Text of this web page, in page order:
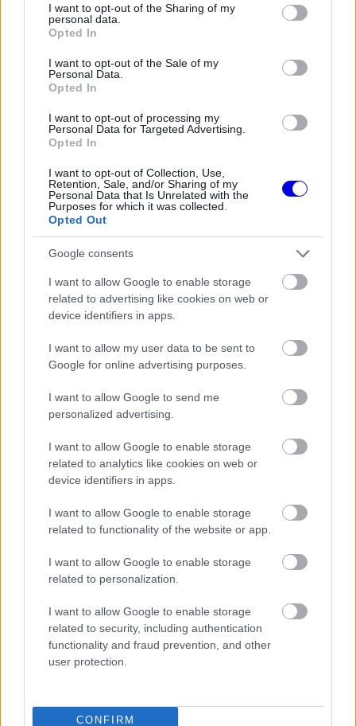
not limited to your visit or usage behaviour. You may click to
grant or deny consent to Google and its third-party tags to
use your data for below specified purposes in below Google
consent section.
I want to opt-out of the Sharing of my
personal data.
Opted In
I want to opt-out of the Sale of my
Personal Data.
Opted In
I want to opt-out of processing my
Personal Data for Targeted Advertising.
Opted In
I want to opt-out of Collection, Use,
Retention, Sale, and/or Sharing of my
Personal Data that Is Unrelated with the
Purposes for which it was collected.
Opted Out
Google consents
I want to allow Google to enable storage
related to advertising like cookies on web or
device identifiers in apps.
I want to allow my user data to be sent to
Google for online advertising purposes.
I want to allow Google to send me
personalized advertising.
I want to allow Google to enable storage
related to analytics like cookies on web or
device identifiers in apps.
I want to allow Google to enable storage
related to functionality of the website or app.
I want to allow Google to enable storage
related to personalization.
I want to allow Google to enable storage
related to security, including authentication
functionality and fraud prevention, and other
user protection.
CONFIRM
window.
dolog akadályozott meg minket abban, hogy a
Sainz balesete miatt, Leclerc kiállása pedig
messze volt a tökéletestől.”
EZEKET IS AJÁNLJUK
FORMA-1
A B-konstrukció csak a kezdet
indít az Aston Martin
FORMA-1
Különleges hangulat vár
mindenki neki szurkol
Antonelli elárulta a legfontosabb
leckét, amit Hamiltontól és
„Enélkül a probléma nélkül talán megelőzhettük
volna Perezt. Gyorsabbak voltak nálunk, de
elérhető közelségben volt a második hely, Carlos
különbségek egyáltalán nem voltak nagyok” –